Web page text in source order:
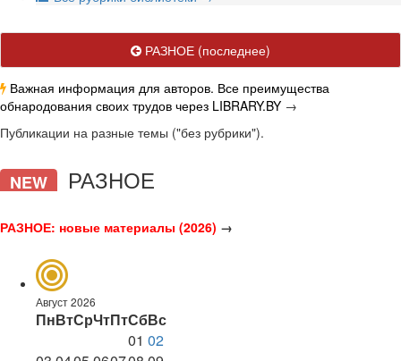
РАЗНОЕ (последнее)
Важная информация для авторов. Все преимущества
обнародования своих трудов через LIBRARY.BY →
Публикации на разные темы ("без рубрики").
NEW РАЗНОЕ
РАЗНОЕ: новые материалы (2026) →
Август 2026
ПнВтСрЧтПтСбВс
01 02